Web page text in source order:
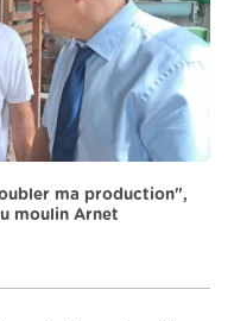
ma production",
moulin Arnet